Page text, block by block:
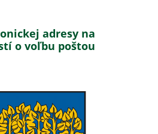
adresy na
o voľbu poštou